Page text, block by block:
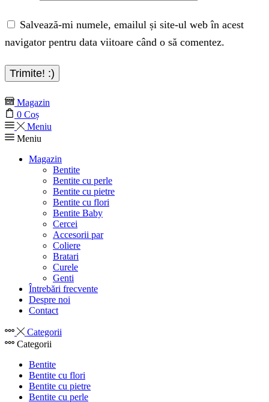
Salvează-mi numele, emailul și site-ul web în acest
navigator pentru data viitoare când o să comentez.
Magazin
0 Coș
Meniu
Meniu
Magazin
Bentite
Bentite cu perle
Bentite cu pietre
Bentite cu flori
Bentite Baby
Cercei
Accesorii par
Coliere
Bratari
Curele
Genti
Întrebări frecvente
Despre noi
Contact
Categorii
Categorii
Bentite
Bentite cu flori
Bentite cu pietre
Bentite cu perle